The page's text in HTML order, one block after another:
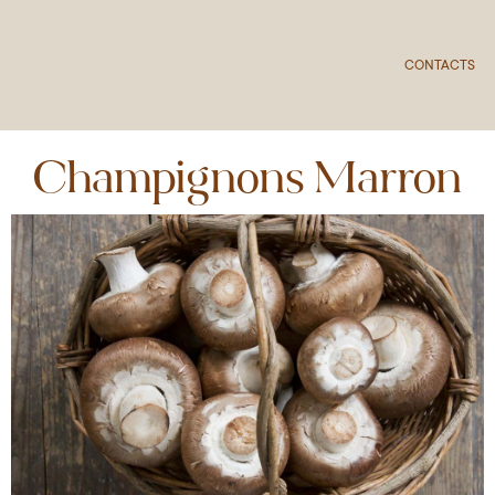
CONTACTS
Champignons Marron